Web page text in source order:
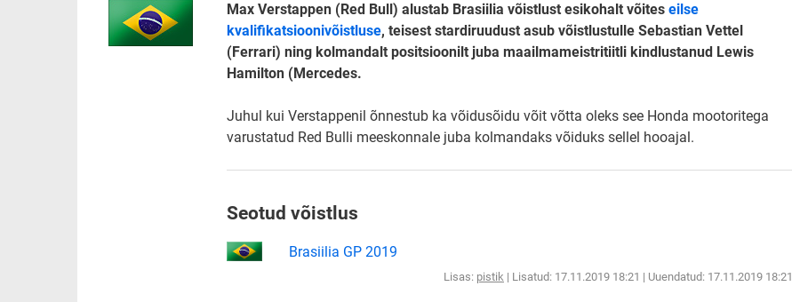
Max Verstappen (Red Bull) alustab Brasiilia võistlust esikohalt võiteseilse
kvalifikatsioonivõistluse, teisest stardiruudust asub võistlustulle Sebastian Vettel
(Ferrari) ning kolmandalt positsioonilt juba maailmameistritiitli kindlustanud Lewis
Hamilton (Mercedes.
Juhul kui Verstappenil õnnestub ka võidusõidu võit võtta oleks see Honda mootoritega
varustatud Red Bulli meeskonnale juba kolmandaks võiduks sellel hooajal.
Seotud võistlus
Brasiilia GP 2019
Lisas: pistik | Lisatud: 17.11.2019 18:21 | Uuendatud: 17.11.2019 18:21